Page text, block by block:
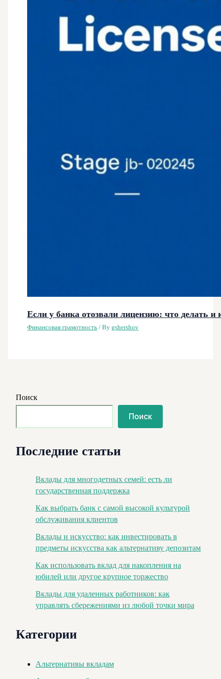
Если у банка отозвали лицензию: что делать и
Финансовая грамотность / Bygshershov
Поиск
Поиск
Последние статьи
Вклады для многодетных семей: есть ли
государственная поддержка
Как выбрать банк с самой высокой культурой
обслуживания клиентов
Вклады и искусство: как инвестировать в
предметы искусства как альтернативу депозитам
Как использовать вклад для накопления на
юбилей или другое крупное торжество
Вклады для удаленных работников: как
управлять сбережениями из любой точки мира
Категории
Альтернативы вкладам